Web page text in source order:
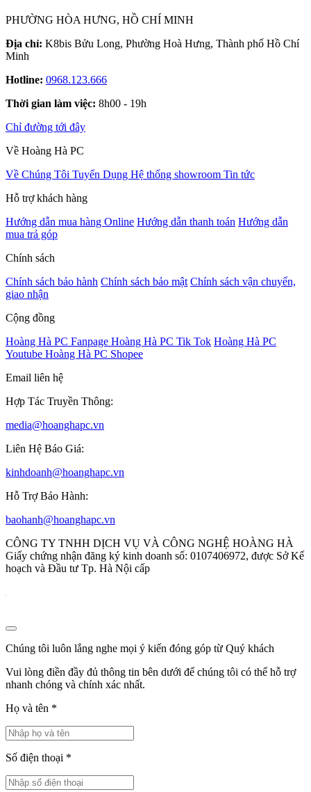
PHƯỜNG HÒA HƯNG, HỒ CHÍ MINH
Địa chỉ: K8bis Bửu Long, Phường Hoà Hưng, Thành phố Hồ Chí
Minh
Hotline: 0968.123.666
Thời gian làm việc: 8h00 - 19h
Chỉ đường tới đây
Về Hoàng Hà PC
Về Chúng Tôi Tuyển Dụng Hệ thống showroom Tin tức
Hỗ trợ khách hàng
Hướng dẫn mua hàng Online Hướng dẫn thanh toán Hướng dẫn
mua trả góp
Chính sách
Chính sách bảo hành Chính sách bảo mật Chính sách vận chuyển,
giao nhận
Cộng đồng
Hoàng Hà PC Fanpage Hoàng Hà PC Tik Tok Hoàng Hà PC
Youtube Hoàng Hà PC Shopee
Email liên hệ
Hợp Tác Truyền Thông:
media@hoanghapc.vn
Liên Hệ Báo Giá:
kinhdoanh@hoanghapc.vn
Hỗ Trợ Bảo Hành:
baohanh@hoanghapc.vn
CÔNG TY TNHH DỊCH VỤ VÀ CÔNG NGHỆ HOÀNG HÀ
Giấy chứng nhận đăng ký kinh doanh số: 0107406972, được Sở Kế
hoạch và Đầu tư Tp. Hà Nội cấp
Chúng tôi luôn lắng nghe mọi ý kiến đóng góp từ Quý khách
Vui lòng điền đầy đủ thông tin bên dưới để chúng tôi có thể hỗ trợ
nhanh chóng và chính xác nhất.
Họ và tên *
Số điện thoại *